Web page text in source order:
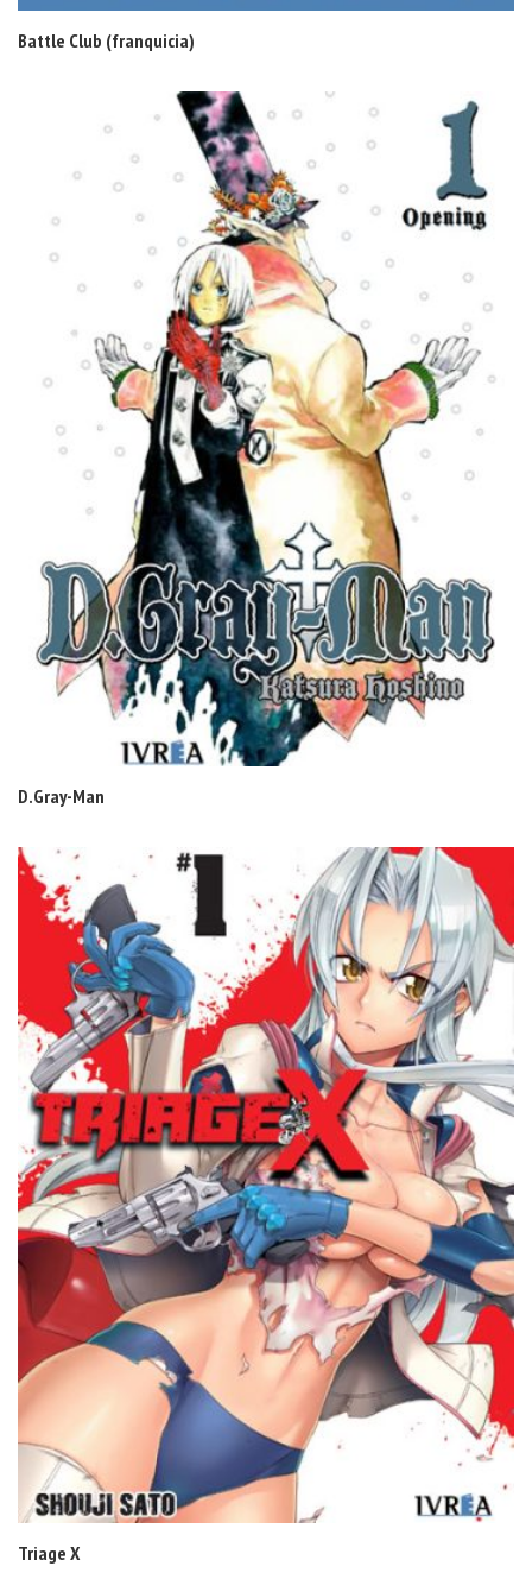
Battle Club (franquicia)
D.Gray-Man
Triage X